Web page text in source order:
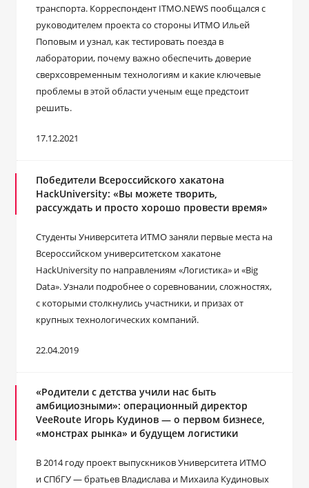
транспорта. Корреспондент ITMO.NEWS пообщался с
руководителем проекта со стороны ИТМО Ильей
Поповым и узнал, как тестировать поезда в
лаборатории, почему важно обеспечить доверие
сверхсовременным технологиям и какие ключевые
проблемы в этой области ученым еще предстоит
решить.
17.12.2021
Победители Всероссийского хакатона
HackUniversity: «Вы можете творить,
рассуждать и просто хорошо провести время»
Студенты Университета ИТМО заняли первые места на
Всероссийском университетском хакатоне
HackUniversity по направлениям «Логистика» и «Big
Data». Узнали подробнее о соревновании, сложностях,
с которыми столкнулись участники, и призах от
крупных технологических компаний.
22.04.2019
«Родители с детства учили нас быть
амбициозными»: операционный директор
VeeRoute Игорь Кудинов — о первом бизнесе,
«монстрах рынка» и будущем логистики
В 2014 году проект выпускников Университета ИТМО
и СПбГУ — братьев Владислава и Михаила Кудиновых